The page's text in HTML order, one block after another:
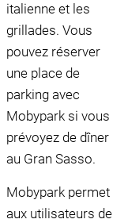
italienne et les
grillades. Vous
pouvez réserver
une place de
parking avec
Mobypark si vous
prévoyez de dîner
au Gran Sasso.
Mobypark permet
aux utilisateurs de